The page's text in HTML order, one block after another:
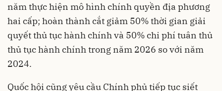
năm thực hiện mô hình chính quyền địa phương
hai cấp; hoàn thành cắt giảm 50% thời gian giải
quyết thủ tục hành chính và 50% chi phí tuân thủ
thủ tục hành chính trong năm 2026 so với năm
2024.
Quốc hội cũng yêu cầu Chính phủ tiếp tục siết